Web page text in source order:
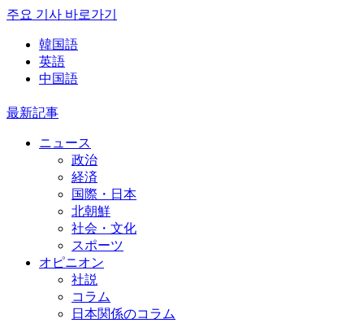
주요 기사 바로가기
韓国語
英語
中国語
最新記事
ニュース
政治
経済
国際・日本
北朝鮮
社会・文化
スポーツ
オピニオン
社説
コラム
日本関係のコラム